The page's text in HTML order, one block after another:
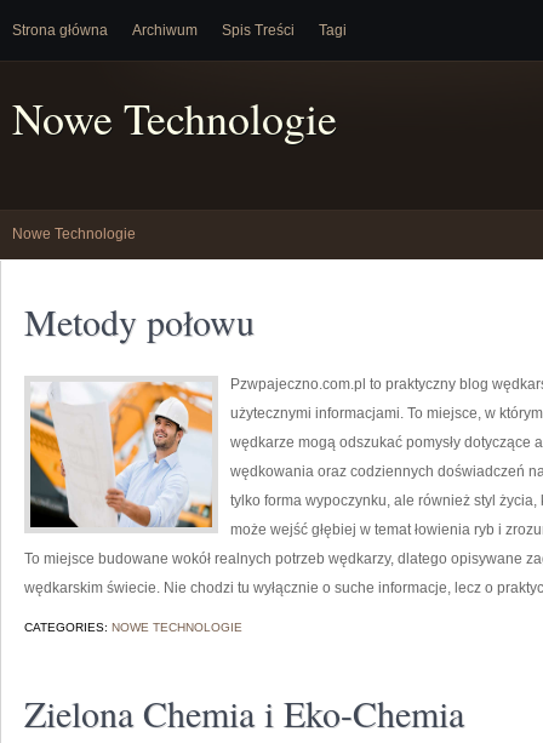
Strona główna Archiwum Spis Treści Tagi
Nowe Technologie
Nowe Technologie
Metody połowu
Pzwpajeczno.com.pl to praktyczny blog
użytecznymi informacjami. To miejsce, w
wędkarze mogą odszukać pomysły dotyczące
wędkowania oraz codziennych doświadczeń
tylko forma wypoczynku, ale również styl
może wejść głębiej w temat łowienia ryb i
To miejsce budowane wokół realnych potrzeb wędkarzy, dlatego opisywane
wędkarskim świecie. Nie chodzi tu wyłącznie o suche informacje, lecz o
CATEGORIES: NOWE TECHNOLOGIE
Zielona Chemia i Eko-Chemia